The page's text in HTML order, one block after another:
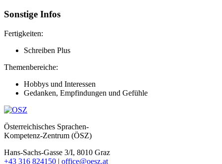
Sonstige Infos
Fertigkeiten:
Schreiben Plus
Themenbereiche:
Hobbys und Interessen
Gedanken, Empfindungen und Gefühle
Österreichisches Sprachen-
Kompetenz-Zentrum (ÖSZ)
Hans-Sachs-Gasse 3/I, 8010 Graz
+43 316 824150 | office@oesz.at